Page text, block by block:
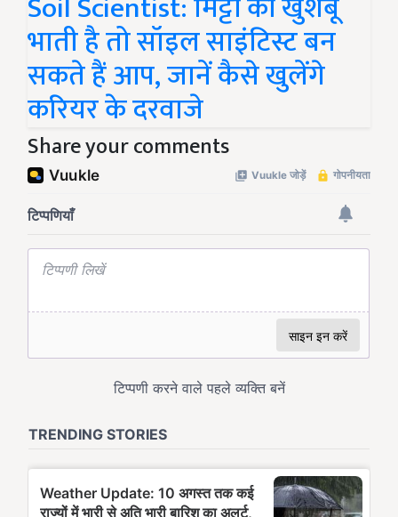
भाती है तो सॉइल साइंटिस्ट बन
सकते हैं आप, जानें कैसे खुलेंगे
करियर के दरवाजे
Share your comments